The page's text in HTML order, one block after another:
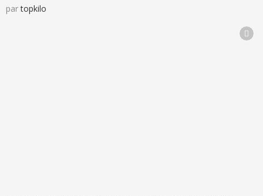
partopkilo